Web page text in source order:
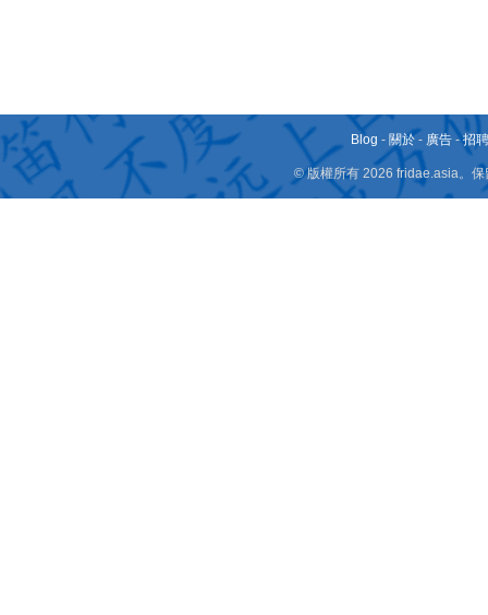
Blog - 關於 - 廣告 -招
© 版權所有 2026 fridae.asia。